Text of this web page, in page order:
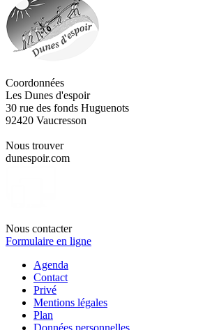
Coordonnées
Les Dunes d'espoir
30 rue des fonds Huguenots
92420 Vaucresson
Nous trouver
dunespoir.com
Nous contacter
Formulaire en ligne
Agenda
Contact
Privé
Mentions légales
Plan
Données personnelles